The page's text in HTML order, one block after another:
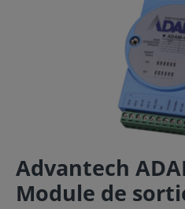
Advantech
Module de